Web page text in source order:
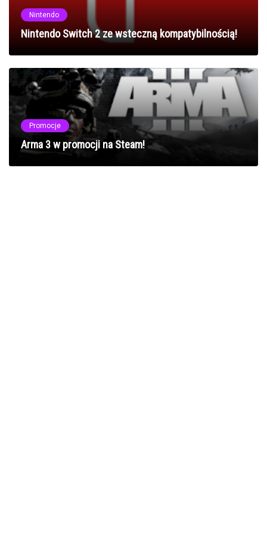
Nintendo
Nintendo Switch 2 ze wsteczną kompatybilnością!
Promocje
Arma 3 w promocji na Steam!